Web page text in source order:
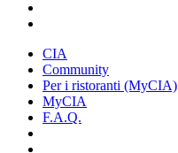
CIA
Community
Per i ristoranti (MyCIA)
MyCIA
F.A.Q.